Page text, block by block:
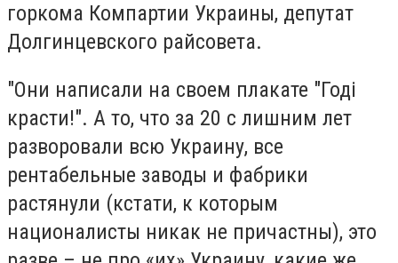
горкома Компартии Украины, депутат
Долгинцевского райсовета.
"Они написали на своем плакате "Годі
красти!". А то, что за 20 с лишним лет
разворовали всю Украину, все
рентабельные заводы и фабрики
растянули (кстати, к которым
националисты никак не причастны), это